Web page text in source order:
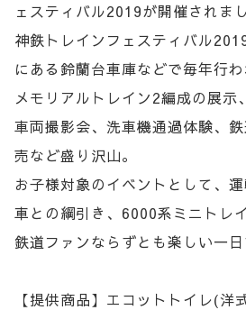
ェスティバル2019が開催されまし
神鉄トレインフェスティバル
にある鈴蘭台車庫などで毎年行わ
メモリアルトレイン2編成の展示
車両撮影会、洗車機通過体験、
売など盛り沢山。
お子様対象のイベントとして、
車との綱引き、6000系ミニトレ
鉄道ファンならずとも楽しい一日
【提供商品】エコットトイレ(